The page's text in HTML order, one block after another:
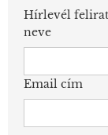
Hírlevél
neve
Email cím